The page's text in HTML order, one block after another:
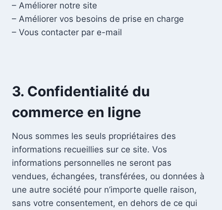
– Améliorer notre site
– Améliorer vos besoins de prise en charge
– Vous contacter par e-mail
3. Confidentialité du
commerce en ligne
Nous sommes les seuls propriétaires des
informations recueillies sur ce site. Vos
informations personnelles ne seront pas
vendues, échangées, transférées, ou données à
une autre société pour n’importe quelle raison,
sans votre consentement, en dehors de ce qui